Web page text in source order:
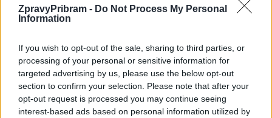
ZpravyPribram - Do Not Process My Personal
Information
If you wish to opt-out of the sale, sharing to third parties, or
processing of your personal or sensitive information for
targeted advertising by us, please use the below opt-out
section to confirm your selection. Please note that after your
opt-out request is processed you may continue seeing
interest-based ads based on personal information utilized by
Předchozí článek
Ohlednutí za letošním
Svatohorským downtownem
Následující článek
Už podesáté zazní v příbramské
nemocnici gospely